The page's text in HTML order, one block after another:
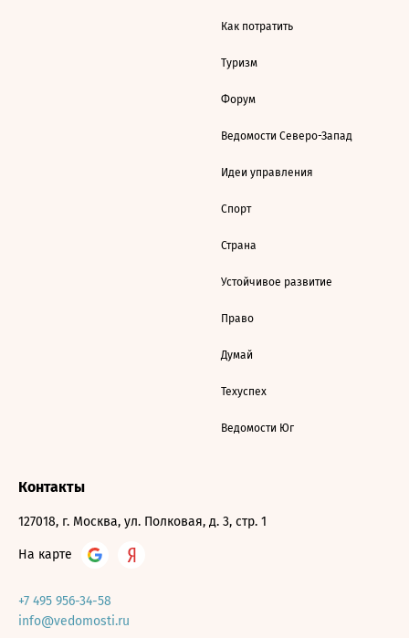
Как потратить
Туризм
Форум
Ведомости Северо-Запад
Идеи управления
Спорт
Страна
Устойчивое развитие
Право
Думай
Техуспех
Ведомости Юг
Контакты
127018, г. Москва, ул. Полковая, д. 3, стр. 1
На карте
+7 495 956-34-58
info@vedomosti.ru